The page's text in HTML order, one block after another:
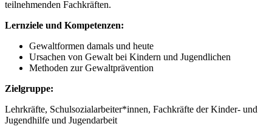
teilnehmenden Fachkräften.
Lernziele und Kompetenzen:
Gewaltformen damals und heute
Ursachen von Gewalt bei Kindern und Jugendlichen
Methoden zur Gewaltprävention
Zielgruppe:
Lehrkräfte, Schulsozialarbeiter*innen, Fachkräfte der Kinder- und
Jugendhilfe und Jugendarbeit